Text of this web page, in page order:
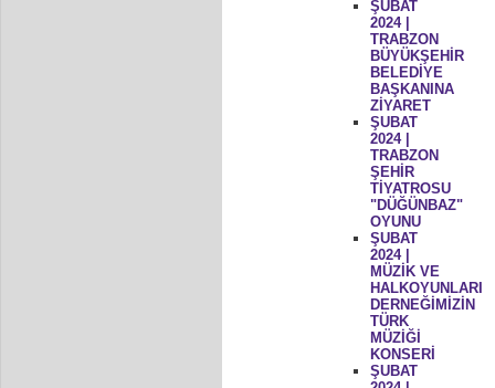
ŞUBAT
2024 |
TRABZON
BÜYÜKŞEHİR
BELEDİYE
BAŞKANINA
ZİYARET
ŞUBAT
2024 |
TRABZON
ŞEHİR
TİYATROSU
"DÜĞÜNBAZ"
OYUNU
ŞUBAT
2024 |
MÜZİK VE
HALKOYUNLARI
DERNEĞİMİZİN
TÜRK
MÜZİĞİ
KONSERİ
ŞUBAT